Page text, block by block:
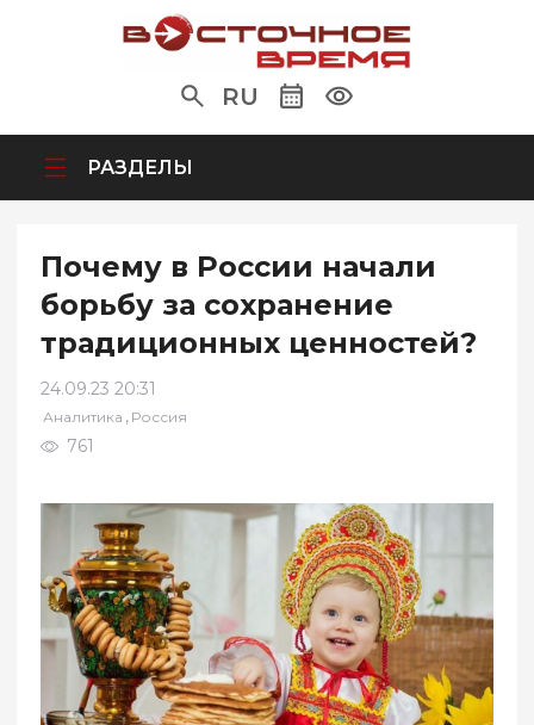
RU
РАЗДЕЛЫ
Почему в России начали
борьбу за сохранение
традиционных ценностей?
24.09.23 20:31
Аналитика , Россия
761